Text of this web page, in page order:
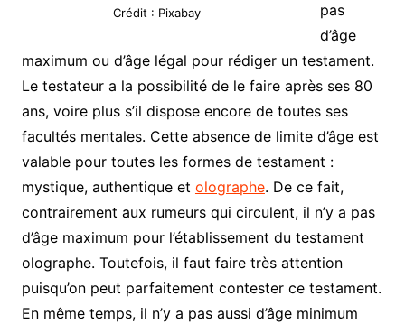
Crédit : Pixabay
pas
d’âge
maximum ou d’âge légal pour rédiger un testament.
Le testateur a la possibilité de le faire après ses 80
ans, voire plus s’il dispose encore de toutes ses
facultés mentales. Cette absence de limite d’âge est
valable pour toutes les formes de testament :
mystique, authentique et olographe. De ce fait,
contrairement aux rumeurs qui circulent, il n’y a pas
d’âge maximum pour l’établissement du testament
olographe. Toutefois, il faut faire très attention
puisqu’on peut parfaitement contester ce testament.
En même temps, il n’y a pas aussi d’âge minimum